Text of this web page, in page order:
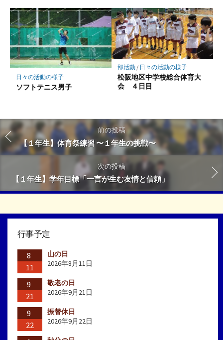
日々の活動の様子
ソフトテニス男子
部活動/ 日々の活動の様子
松阪地区中学校総合体育大
会 ４日目
前の投稿
【１年生】体育祭練習 〜１年生の挑戦〜
次の投稿
【１年生】学年目標「一言が生む友情と信頼」
行事予定
8
11
山の日
2026年8月11日
9
21
敬老の日
2026年9月21日
9
22
振替休日
2026年9月22日